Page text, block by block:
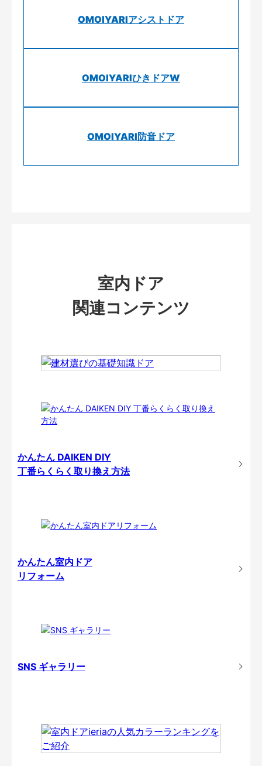
OMOIYARIアシストドア
OMOIYARIひきドアW
OMOIYARI防音ドア
室内ドア
関連コンテンツ
かんたん DAIKEN DIY
丁番らくらく取り換え方法
かんたん室内ドア
リフォーム
SNS ギャラリー